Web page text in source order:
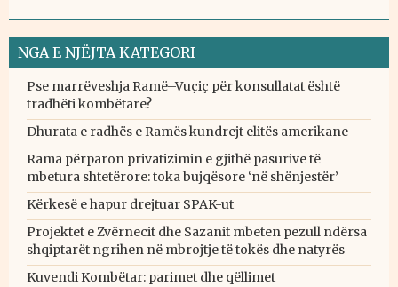
NGA E NJËJTA KATEGORI
Pse marrëveshja Ramë–Vuçiç për konsullatat është
tradhëti kombëtare?
Dhurata e radhës e Ramës kundrejt elitës amerikane
Rama përparon privatizimin e gjithë pasurive të
mbetura shtetërore: toka bujqësore ‘në shënjestër’
Kërkesë e hapur drejtuar SPAK-ut
Projektet e Zvërnecit dhe Sazanit mbeten pezull ndërsa
shqiptarët ngrihen në mbrojtje të tokës dhe natyrës
Kuvendi Kombëtar: parimet dhe qëllimet